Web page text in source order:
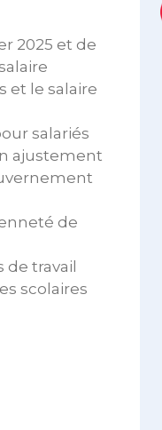
2025 et de
et le salaire
salariés
ajustement
de
travail
scolaires